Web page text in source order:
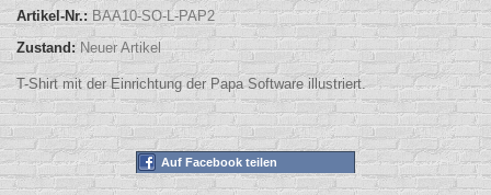
Artikel-Nr.: BAA10-SO-L-PAP2
Zustand: Neuer Artikel
T-Shirt mit der Einrichtung der Papa Software illustriert.
Auf Facebook teilen